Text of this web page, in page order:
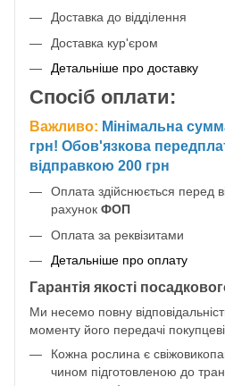
Доставка до відділення
Доставка кур'єром
Детальніше про доставку
Спосіб оплати:
Важливо: Мінімальна
грн! Обов'язкова
відправкою 200 грн
Оплата здійснюється перед
рахунок ФОП
Оплата за реквізитами
Детальніше про оплату
Гарантія якості
Ми несемо повну
моменту його передачі
Кожна рослина є
чином підготовленою до